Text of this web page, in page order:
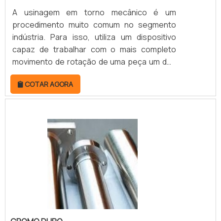
A usinagem em torno mecânico é um
procedimento muito comum no segmento
indústria. Para isso, utiliza um dispositivo
capaz de trabalhar com o mais completo
movimento de rotação de uma peça um dos
pontos mais altos.Com isso, é importante
colocar em primeiro plano que, na prática, o
serviço de usinagem de torno mecânico
peças, como: Pinos; Cones; Esferas; Eixos;
Polias,Ao falar em usinagem de torno
mecânico convencional, não há como deixar
de lado a informação que a funcionalidade
está relacionada à aresta cortante, uma vez
que ela lhe permite aplicação nas mais
diferentes usinagens de alta precisão. MAIS
INFORMAÇÕES SOBRE O SERVIÇOA usinagem
COTAR AGORA